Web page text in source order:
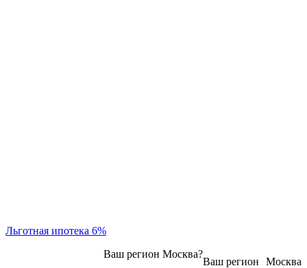
Льготная ипотека 6%
Москва
Ваш регион
Ваш регион Москва?